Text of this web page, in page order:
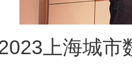
上海城市